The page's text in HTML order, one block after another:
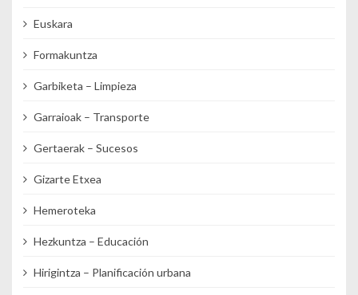
Euskara
Formakuntza
Garbiketa – Limpieza
Garraioak – Transporte
Gertaerak – Sucesos
Gizarte Etxea
Hemeroteka
Hezkuntza – Educación
Hirigintza – Planificación urbana